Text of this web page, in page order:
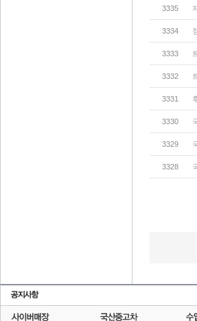
3335
3334
3333
3332
3331
3330
3329
3328